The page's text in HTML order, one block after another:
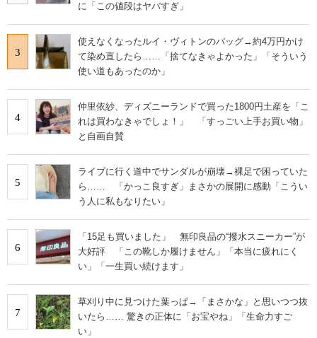
に「この値段はヤバすぎ」
3
使えなくなったルイ・ヴィトンのバッグ→約4万円かけ
て染め直したら……「捨てなきゃよかった」「そういう
使い道もあったのか」
4
仲里依紗、ディズニーランドで買った1800円土産を「こ
れは買わなきゃでしょ！」 「すっごい上手お買い物」
と自画自賛
5
ライブに行く道中でサンダルが崩壊→裸足で困っていた
ら…… 「かっこ良すぎ」まさかの展開に感動「こうい
う人に私もなりたい」
6
「15足も買いました」 無印良品の“撥水スニーカー”が
大好評 「この靴しか履けません」「本当に疲れにく
い」「一生買い続けます」
7
草刈り中に見つけた葉っぱ→「まさかな」と思いつつ抜
いたら…… 驚きの正体に「お宝やね」「生命力すご
い」